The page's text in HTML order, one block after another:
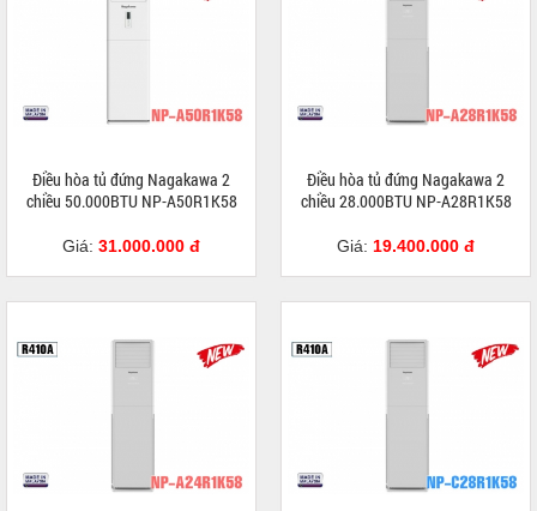
Điều hòa tủ đứng Nagakawa 2
chiều 50.000BTU NP-A50R1K58
Giá: 31.000.000 đ
Điều hòa tủ đứng Nagakawa 2
chiều 28.000BTU NP-A28R1K58
Giá: 19.400.000 đ